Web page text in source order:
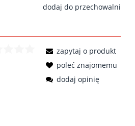
dodaj do przechowalni
zapytaj o produkt
poleć znajomemu
dodaj opinię